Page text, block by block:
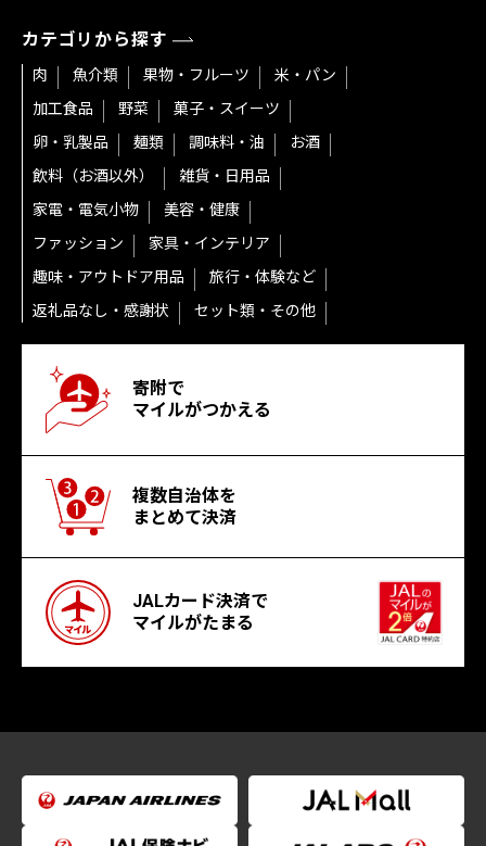
カテゴリから探す
肉 魚介類 果物・フルーツ
米・パン
加工食品
野菜
菓子・スイーツ
卵・乳製品
麺類 調味料・油
お酒
飲料（お酒以外）
雑貨・日用品
家電・電気小物
美容・健康
ファッション
家具・インテリア
趣味・アウトドア用品
旅行・体験など
返礼品なし・感謝状
セット類・その他
寄附で
マイルがつかえる
複数自治体を
まとめて決済
JALカード決済で
マイルがたまる